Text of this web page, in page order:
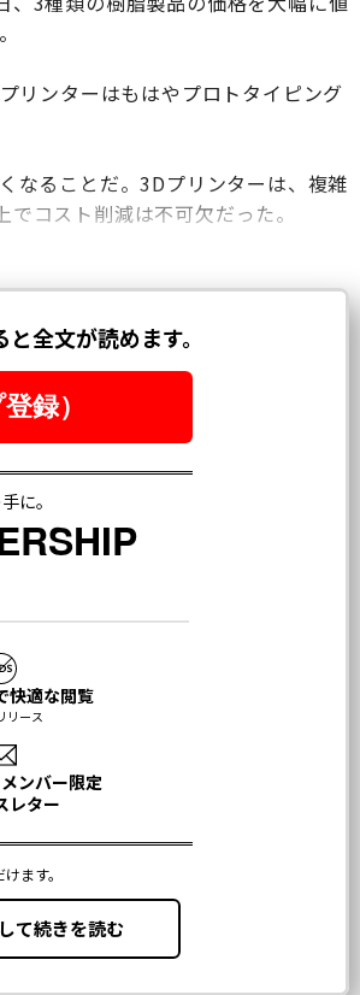
リンターはもはやプロトタイピング
なることだ。3Dプリンターは、複雑
コスト削減は不可欠だった。